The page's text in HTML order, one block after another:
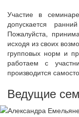
Участие в
допускается
Пожалуйста,
исходя из своих
групповых норм и
работаем с
производится
Ведущие